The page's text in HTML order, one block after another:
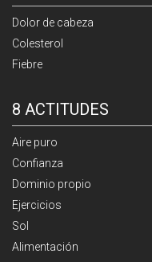
Dolor de cabeza
Colesterol
Fiebre
8 ACTITUDES
Aire puro
Confianza
Dominio propio
Ejercicios
Sol
Alimentación